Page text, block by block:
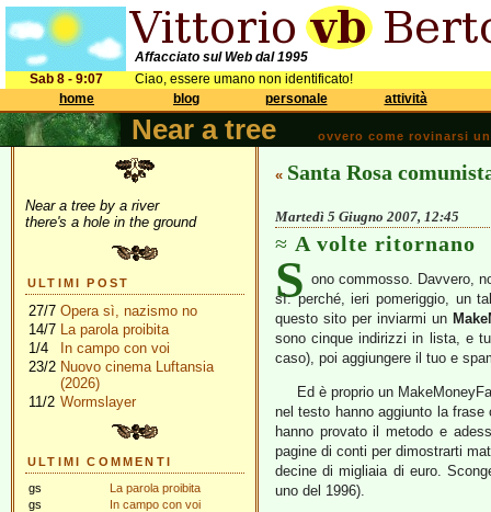
Affacciato sul Web dal 1995
Sab 8 - 9:07
Ciao, essere umano non identificato!
home
blog personale attività
Near a tree ovvero come rovinarsi
Near a tree by a river
there's a hole in the ground
ULTIMI POST
27/7 Opera sì, nazismo no
14/7 La parola proibita
1/4
In campo con voi
23/2 Nuovo cinema Luftansia
(2026)
11/2 Wormslayer
ULTIMI COMMENTI
gs
La parola proibita
gs
In campo con voi
« Santa Rosa
Martedì 5 Giugno 2007, 12:45
A volte ritornano
S ono commosso. Davvero,
sì: perché, ieri pomeriggio, un
questo sito per inviarmi un
sono cinque indirizzi in lista, e
caso), poi aggiungere il tuo e
Ed è proprio un
nel testo hanno aggiunto la
hanno provato il metodo e
pagine di conti per dimostrarti
decine di migliaia di euro.
uno del 1996).